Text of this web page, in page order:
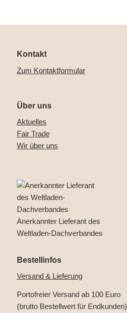
Kontakt
Zum Kontaktformular
Über uns
Aktuelles
Fair Trade
Wir über uns
Anerkannter Lieferant des
Weltladen-Dachverbandes
Bestellinfos
Versand & Lieferung
Portofreier Versand ab 100 Euro
(brutto Bestellwert für Endkunden)